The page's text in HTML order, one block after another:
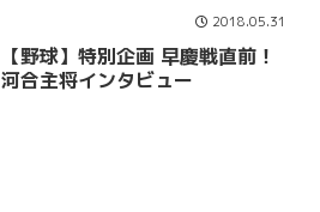
2018.05.31
【野球】特別企画 早慶戦直前！
河合主将インタビュー